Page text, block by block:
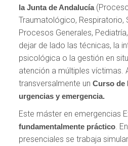
la Junta de Andalucía
Traumatológico, Respiratorio,
Procesos Generales,
dejar de lado las técnicas, la
psicológica o la gestión en
atención a múltiples víctimas.
transversalmente unCurso de
urgencias y emergencia.
Este máster en emergencias
fundamentalmente práctico .
presenciales se trabaja